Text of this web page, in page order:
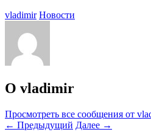
vladimir Новости
О vladimir
Просмотреть все сообщения от
← Предыдущий Далее →